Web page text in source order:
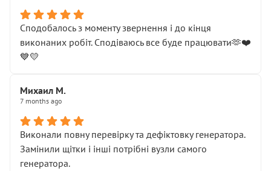
Сподобалось з моменту звернення і до кінця
виконаних робіт. Сподіваюсь все буде працювати🫶❤️
💙💛
Михаил М.
7 months ago
Виконали повну перевірку та дефіктовку генератора.
Замінили щітки і інші потрібні вузли самого
генератора.